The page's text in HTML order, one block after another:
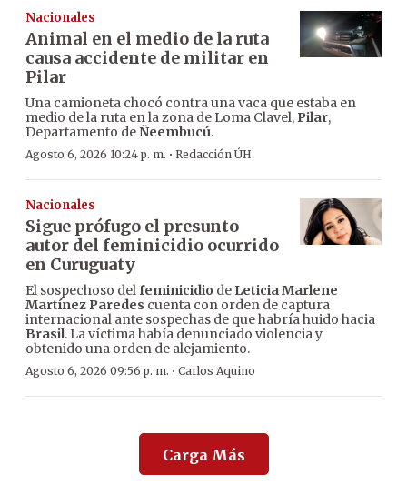
Nacionales
Animal en el medio de la ruta
causa accidente de militar en
Pilar
Una camioneta chocó contra una vaca que estaba en
medio de la ruta en la zona de Loma Clavel, Pilar,
Departamento deÑeembucú.
Agosto 6, 2026 10:24 p. m. · Redacción ÚH
Nacionales
Sigue prófugo el presunto
autor del feminicidio ocurrido
en Curuguaty
El sospechoso delfeminicidio de Leticia Marlene
Martínez Paredes cuenta con orden de captura
internacional ante sospechas de que habría huido hacia
Brasil. La víctima había denunciado violencia y
obtenido una orden de alejamiento.
Agosto 6, 2026 09:56 p. m. · Carlos Aquino
Carga Más